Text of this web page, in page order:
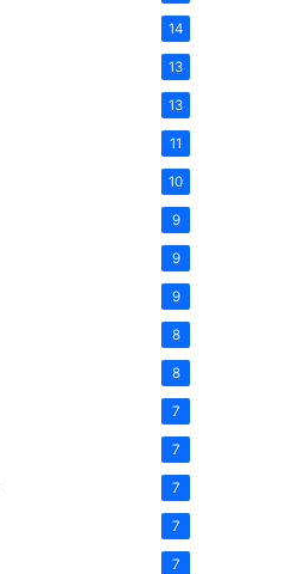
14
13
13
11
10
9
9
9
8
8
7
7
7
7
7